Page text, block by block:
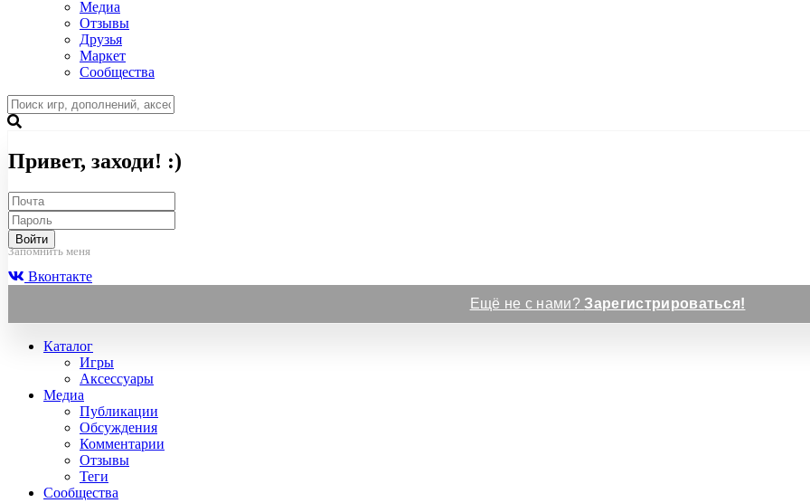
Медиа
Отзывы
Друзья
Маркет
Сообщества
Привет, заходи! :)
Войти
Запомнить меня
Вконтакте
Ещё не с нами?Зарегистрироваться!
Каталог
Игры
Аксессуары
Медиа
Публикации
Обсуждения
Комментарии
Отзывы
Теги
Сообщества